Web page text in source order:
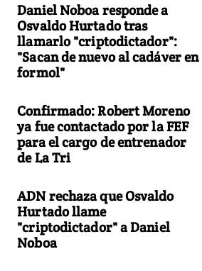
Daniel Noboa responde a
Osvaldo Hurtado tras
llamarlo "criptodictador":
"Sacan de nuevo al cadáver en
formol"
Confirmado: Robert Moreno
ya fue contactado por la FEF
para el cargo de entrenador
de La Tri
ADN rechaza que Osvaldo
Hurtado llame
"criptodictador" a Daniel
Noboa